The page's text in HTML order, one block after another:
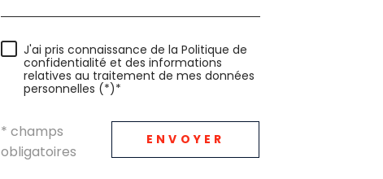
J'ai pris connaissance de la Politique de
confidentialité et des informations
relatives au traitement de mes données
personnelles (*)*
* champs
obligatoires
ENVOYER